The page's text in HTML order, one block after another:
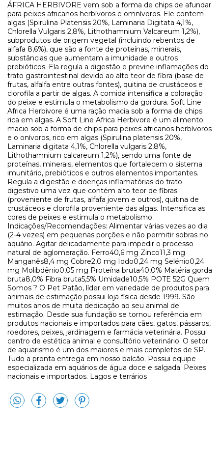
ÁFRICA HERBIVORE vem sob a forma de chips de afundar
para peixes africanos herbívoros e omnívoros. Ele contem
algas (Spirulina Platensis 20%, Laminaria Digitata 4,1%,
Chlorella Vulgaris 2,8%, Lithothamnium Valcareum 1,2%),
subprodutos de origem vegetal (incluindo rebentos de
alfafa 8,6%), que são a fonte de proteínas, minerais,
substâncias que aumentam a imunidade e outros
prebióticos. Ela regula a digestão e previne inflamações do
trato gastrointestinal devido ao alto teor de fibra (base de
frutas, alfalfa entre outras fontes), quitina de crustáceos e
clorofila a partir de algas. A comida intensifica a coloração
do peixe e estimula o metabolismo da gordura. Soft Line
Africa Herbivore é uma ração macia sob a forma de chips
rica em algas. A Soft Line Africa Herbivore é um alimento
macio sob a forma de chips para peixes africanos herbívoros
e o onívoros, rico em algas (Spirulina platensis 20%,
Laminaria digitata 4,1%, Chlorella vulgaris 2,8%,
Lithothamnium calcareum 1,2%), sendo uma fonte de
proteínas, minerais, elementos que fortalecem o sistema
imunitário, prebióticos e outros elementos importantes.
Regula a digestão e doenças inflamatórias do trato
digestivo uma vez que contém alto teor de fibras
(proveniente de frutas, alfafa jovem e outros), quitina de
crustáceos e clorofila proveniente das algas. Intensifica as
cores de peixes e estimula o metabolismo.
Indicações/Recomendações: Alimentar várias vezes ao dia
(2-4 vezes) em pequenas porções e não permitir sobras no
aquário. Agitar delicadamente para impedir o processo
natural de aglomeração. Ferro40,6 mg Zinco11,3 mg
Manganês8,4 mg Cobre2,0 mg Iodo0,24 mg Selénio0,24
mg Molibdênio0,05 mg Proteína bruta40,0% Matéria gorda
bruta8,0% Fibra bruta5,5% Umidade10,5% POTE 52G Quem
Somos ? O Pet Patão, líder em variedade de produtos para
animais de estimação possui loja física desde 1999. São
muitos anos de muita dedicação ao seu animal de
estimação. Desde sua fundação se tornou referência em
produtos nacionais e importados para cães, gatos, pássaros,
roedores, peixes, jardinagem e farmácia veterinária. Possui
centro de estética animal e consultório veterinário. O setor
de aquarismo é um dos maiores e mais completos de SP.
Tudo a pronta entrega em nosso balcão. Possui equipe
especializada em aquários de água doce e salgada. Peixes
nacionais e importados. Lagos e terrários